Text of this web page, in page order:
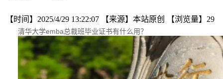
【时间】 2025/4/29 13:22:07 【来源】 本站原创 【浏览量】 29
清华大学emba总裁班毕业证书有什么用？